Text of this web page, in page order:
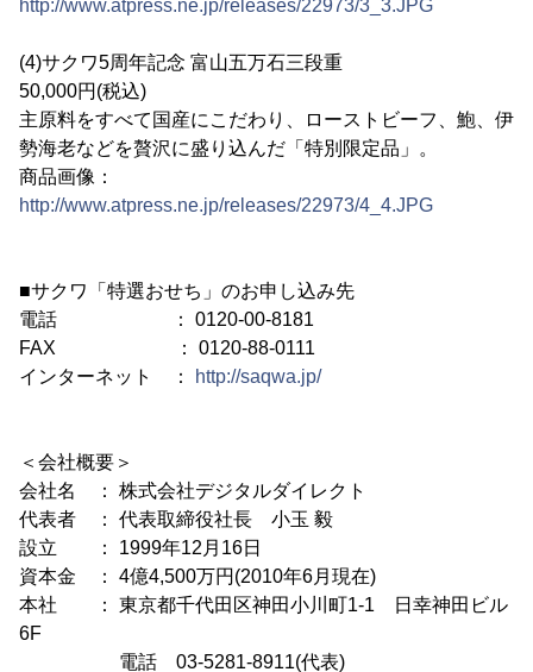
http://www.atpress.ne.jp/releases/22973/3_3.JPG
(4)サクワ5周年記念 富山五万石三段重
50,000円(税込)
主原料をすべて国産にこだわり、ローストビーフ、鮑、伊
勢海老などを贅沢に盛り込んだ「特別限定品」。
商品画像：
http://www.atpress.ne.jp/releases/22973/4_4.JPG
■サクワ「特選おせち」のお申し込み先
電話 ： 0120-00-8181
FAX ： 0120-88-0111
インターネット ：
http://saqwa.jp/
＜会社概要＞
会社名 ： 株式会社デジタルダイレクト
代表者 ： 代表取締役社長 小玉 毅
設立 ： 1999年12月16日
資本金 ： 4億4,500万円(2010年6月現在)
本社 ： 東京都千代田区神田小川町1-1 日幸神田ビル
6F
電話 03-5281-8911(代表)